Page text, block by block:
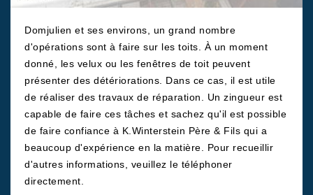
Domjulien et ses environs, un grand nombre
d'opérations sont à faire sur les toits. À un moment
donné, les velux ou les fenêtres de toit peuvent
présenter des détériorations. Dans ce cas, il est utile
de réaliser des travaux de réparation. Un zingueur est
capable de faire ces tâches et sachez qu'il est possible
de faire confiance à K.Winterstein Père & Fils qui a
beaucoup d'expérience en la matière. Pour recueillir
d'autres informations, veuillez le téléphoner
directement.